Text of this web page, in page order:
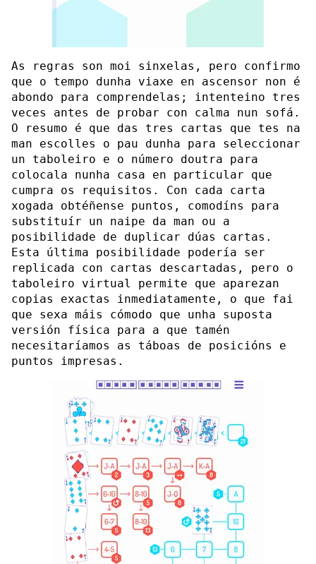
As regras son moi sinxelas, pero confirmo
que o tempo dunha viaxe en ascensor non é
abondo para comprendelas; intenteino tres
veces antes de probar con calma nun sofá.
O resumo é que das tres cartas que tes na
man escolles o pau dunha para seleccionar
un taboleiro e o número doutra para
colocala nunha casa en particular que
cumpra os requisitos. Con cada carta
xogada obtéñense puntos, comodíns para
substituír un naipe da man ou a
posibilidade de duplicar dúas cartas.
Esta última posibilidade podería ser
replicada con cartas descartadas, pero o
taboleiro virtual permite que aparezan
copias exactas inmediatamente, o que fai
que sexa máis cómodo que unha suposta
versión física para a que tamén
necesitaríamos as táboas de posicións e
puntos impresas.